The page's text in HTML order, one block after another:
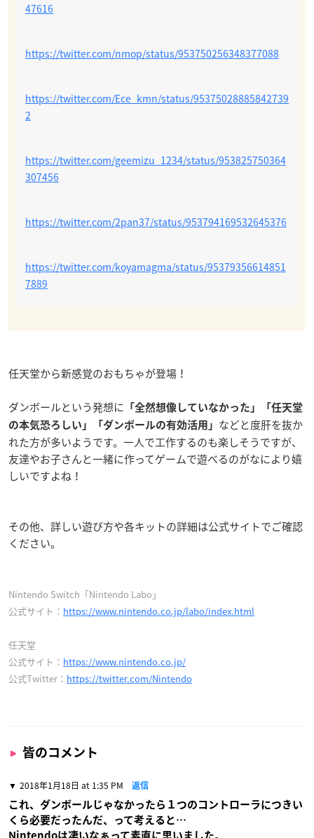
47616
https://twitter.com/nmop/status/953750256348377088
https://twitter.com/Ece_kmn/status/95375028885842739
2
https://twitter.com/geemizu_1234/status/953825750364
307456
https://twitter.com/2pan37/status/953794169532645376
https://twitter.com/koyamagma/status/95379356614851
7889
任天堂から新感覚のおもちゃが登場！
ダンボールという発想に 「全然想像していなかった」
「任天堂
の本気恐ろしい」「ダンボールの有効活用」 などと度肝を抜か
れた方が多いようです。一人で工作するのも楽しそうですが、
友達やお子さんと一緒に作ってゲームで遊べるのがなにより嬉
しいですよね！
その他、詳しい遊び方や各キットの詳細は公式サイトでご確認
ください。
Nintendo Switch「Nintendo Labo」
公式サイト： https://www.nintendo.co.jp/labo/index.html
任天堂
公式サイト： https://www.nintendo.co.jp/
公式Twitter： https://twitter.com/Nintendo
皆のコメント
2018年1月18日 at 1:35 PM 返信
これ、ダンボールじゃなかったら１つのコントローラにつきい
くら必要だったんだ、って考えると…
Nintendoは凄いなぁって素直に思いました。